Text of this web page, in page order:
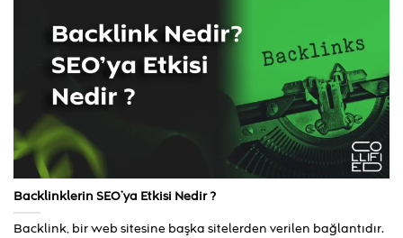
Backlinklerin SEO’ya Etkisi Nedir ?
Backlink, bir web sitesine başka sitelerden verilen bağlantıdır.